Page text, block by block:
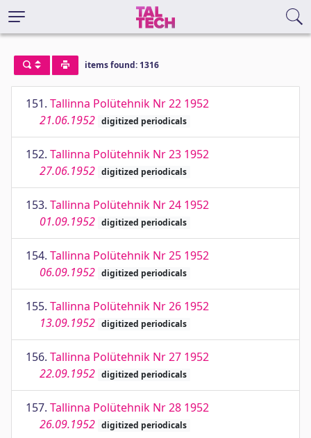
items found: 1316
151. Tallinna Polütehnik Nr 22 1952
21.06.1952 digitized periodicals
152. Tallinna Polütehnik Nr 23 1952
27.06.1952 digitized periodicals
153. Tallinna Polütehnik Nr 24 1952
01.09.1952 digitized periodicals
154. Tallinna Polütehnik Nr 25 1952
06.09.1952 digitized periodicals
155. Tallinna Polütehnik Nr 26 1952
13.09.1952 digitized periodicals
156. Tallinna Polütehnik Nr 27 1952
22.09.1952 digitized periodicals
157. Tallinna Polütehnik Nr 28 1952
26.09.1952 digitized periodicals